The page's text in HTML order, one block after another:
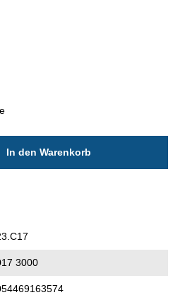
gewünschten Wert
In den Warenkorb
3000